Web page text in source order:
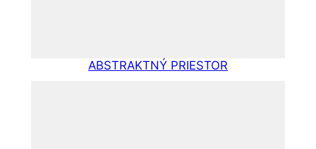
ABSTRAKTNÝ PRIESTOR